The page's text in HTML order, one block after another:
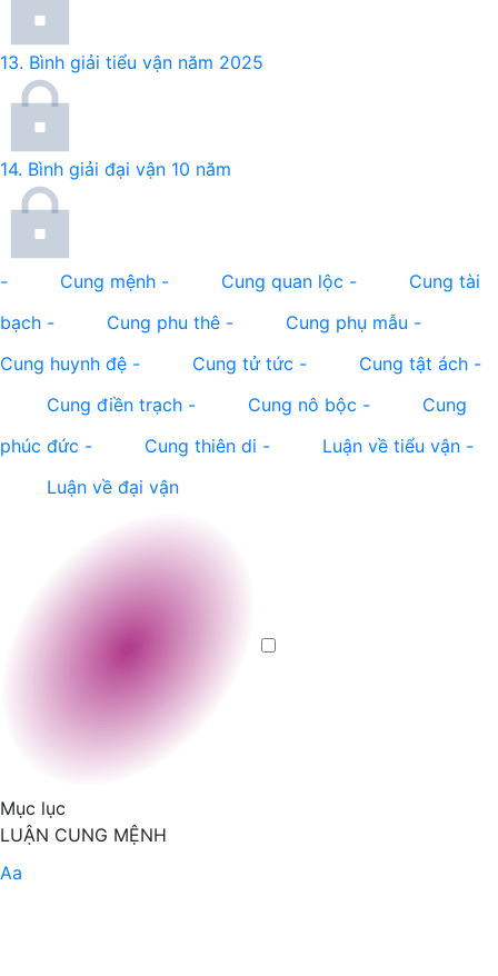
13. Bình giải tiểu vận năm 2025
14. Bình giải đại vận 10 năm
- Cung mệnh - Cung quan lộc -
Cung tài
bạch - Cung phu thê - Cung phụ mẫu -
Cung huynh đệ - Cung tử tức - Cung tật ách -
Cung điền trạch - Cung nô bộc -
Cung
phúc đức - Cung thiên di - Luận về tiểu vận -
Luận về đại vận
Mục lục
LUẬN CUNG MỆNH
Aa